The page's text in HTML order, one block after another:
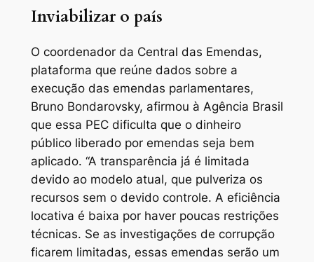
Inviabilizar o país
O coordenador da Central das Emendas,
plataforma que reúne dados sobre a
execução das emendas parlamentares,
Bruno Bondarovsky, afirmou à Agência Brasil
que essa PEC dificulta que o dinheiro
público liberado por emendas seja bem
aplicado. “A transparência já é limitada
devido ao modelo atual, que pulveriza os
recursos sem o devido controle. A eficiência
locativa é baixa por haver poucas restrições
técnicas. Se as investigações de corrupção
ficarem limitadas, essas emendas serão um